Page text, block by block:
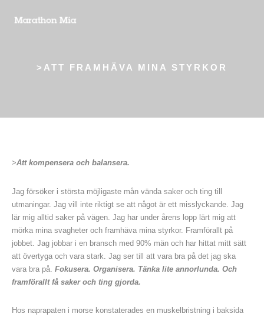
>ATT FRAMHÄVA MINA STYRKOR
>Att kompensera och balansera.
Jag försöker i största möjligaste mån vända saker och ting till
utmaningar. Jag vill inte riktigt se att något är ett misslyckande. Jag
lär mig alltid saker på vägen. Jag har under årens lopp lärt mig att
mörka mina svagheter och framhäva mina styrkor. Framförallt på
jobbet. Jag jobbar i en bransch med 90% män och har hittat mitt sätt
att övertyga och vara stark. Jag ser till att vara bra på det jag ska
vara bra på. Fokusera. Organisera. Tänka lite annorlunda. Och
framförallt få saker och ting gjorda.
Hos naprapaten i morse konstaterades en muskelbristning i baksida